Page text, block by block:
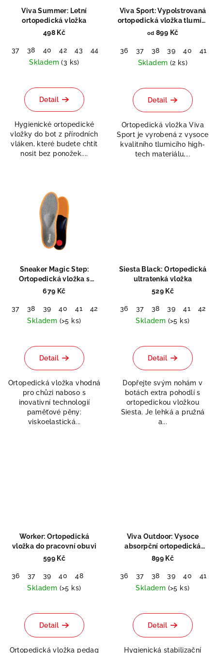
Viva Summer: Letní
ortopedická vložka
498 Kč
37 38 40 42 43 44
46
Skladem(3 ks)
hodnocení
produktu
z
5
hvězdiček.
Detail
Hygienické ortopedické
vložky do bot z přírodních
vláken, které budete chtít
nosit bez ponožek....
Viva Sport: Vypolstrovaná
ortopedická vložka tlumící
nárazy
od 899 Kč
36 37 38 39 40 41
Skladem (2 ks)
hodnocení
produktu
z
5
hvězdiček.
Detail
Ortopedická vložka Viva
Sport je vyrobená z vysoce
kvalitního tlumicího high-
tech materiálu,...
Sneaker Magic Step:
Ortopedická vložka s
paměťovou pěnou
679 Kč
37 38 39 40 41 42 44 45 46 47
48
Skladem (>5 ks)
hodnocení
produktu
z
5
hvězdiček.
Detail
Ortopedická vložka vhodná
pro chůzi naboso s
inovativní technologií
paměťové pěny:
viskoelastická...
Siesta Black: Ortopedická
ultratenká vložka
529 Kč
36 37 38 39 41 42
Skladem (>5 ks)
Detail
Dopřejte svým nohám v
botách extra pohodlí s
ortopedickou vložkou
Siesta. Je lehká a pružná
a...
Worker: Ortopedická
vložka do pracovní obuvi
599 Kč
36 37 39 40
48
Skladem (>5 ks)
hodnocení
produktu
Detail
Ortopedická vložka pedag
Viva Outdoor: Vysoce
absorpční ortopedická
vložka
899 Kč
36 37 38 39 40 41
Skladem (>5 ks)
hodnocení
produktu
Detail
Hygienická stabilizační